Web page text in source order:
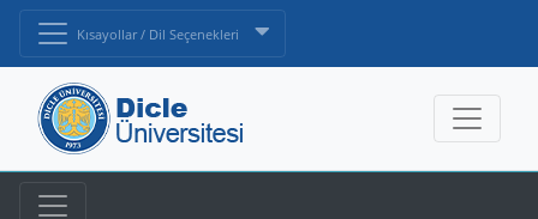
Kısayollar / Dil Seçenekleri